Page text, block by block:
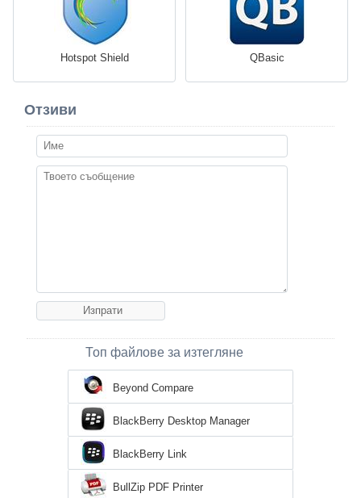
Hotspot Shield QBasic
Отзиви
Топ файлове за изтегляне
Beyond Compare
BlackBerry Desktop Manager
BlackBerry Link
BullZip PDF Printer